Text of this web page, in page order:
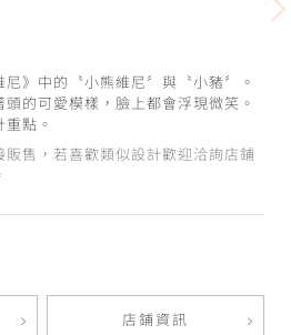
》中的〝小熊維尼〞與〝小豬〞。
的可愛模樣，臉上都會浮現微笑。
點。
售，若喜歡類似設計歡迎洽詢店鋪
店鋪資訊